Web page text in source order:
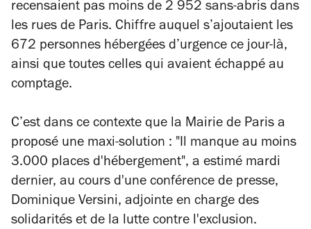
recensaient pas moins de 2 952 sans-abris dans
les rues de Paris. Chiffre auquel s’ajoutaient les
672 personnes hébergées d’urgence ce jour-là,
ainsi que toutes celles qui avaient échappé au
comptage.
C’est dans ce contexte que la Mairie de Paris a
proposé une maxi-solution : "Il manque au moins
3.000 places d'hébergement", a estimé mardi
dernier, au cours d'une conférence de presse,
Dominique Versini, adjointe en charge des
solidarités et de la lutte contre l'exclusion.